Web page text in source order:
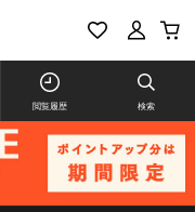
閲覧履歴 検索